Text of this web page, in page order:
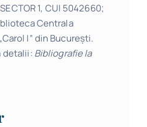
1, CUI 5042660;
Centrala
I” din București.
detalii: Bibliografie la